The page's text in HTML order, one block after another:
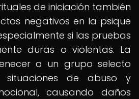
de iniciación también
negativos en la psique
si las pruebas
duras o violentas. La
a un grupo selecto
de abuso y
causando daños